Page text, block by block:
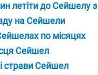
летіти до Сейшелу
на Сейшели
по місяцях
Сейшел
страви Сейшел